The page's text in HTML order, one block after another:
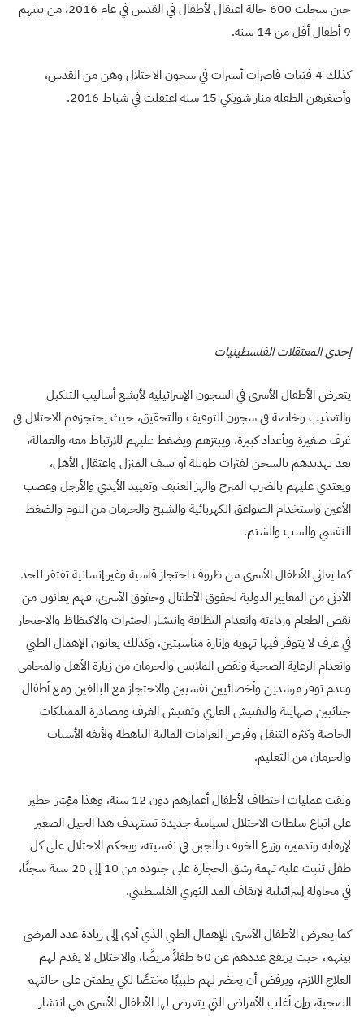
حين سجلت 600 حالة اعتقال لأطفال في القدس في عام 2016، من بينهم
9 أطفال أقل من 14 سنة.
كذلك 4 فتيات قاصرات أسيرات في سجون الاحتلال وهن من القدس،
وأصغرهن الطفلة منار شويكي 15 سنة اعتقلت في شباط 2016.
إحدى المعتقلات الفلسطينيات
يتعرض الأطفال الأسرى في السجون الإسرائيلية لأبشع أساليب التنكيل
والتعذيب وخاصة في سجون التوقيف والتحقيق، حيث يحتجزهم الاحتلال في
غرف صغيرة وبأعداد كبيرة، ويبتزهم ويضغط عليهم للارتباط معه والعمالة،
بعد تهديدهم بالسجن لفترات طويلة أو نسف المنزل واعتقال الأهل،
ويعتدي عليهم بالضرب المبرح والهز العنيف وتقييد الأيدي والأرجل وعصب
الأعين واستخدام الصواعق الكهربائية والشبح والحرمان من النوم والضغط
النفسي والسب والشتم.
كما يعاني الأطفال الأسرى من ظروف احتجاز قاسية وغير إنسانية تفتقر للحد
الأدنى من المعايير الدولية لحقوق الأطفال وحقوق الأسرى، فهم يعانون من
نقص الطعام ورداءته وانعدام النظافة وانتشار الحشرات والاكتظاظ والاحتجاز
في غرف لا يتوفر فيها تهوية وإنارة مناسبتين، وكذلك يعانون الإهمال الطبي
وانعدام الرعاية الصحية ونقص الملابس والحرمان من زيارة الأهل والمحامي
وعدم توفر مرشدين وأخصائيين نفسيين والاحتجاز مع البالغين ومع أطفال
جنائيين صهاينة والتفتيش العاري وتفتيش الغرف ومصادرة الممتلكات
الخاصة وكثرة التنقل وفرض الغرامات المالية الباهظة ولأتفه الأسباب
والحرمان من التعليم.
وثقت عمليات اختطاف لأطفال أعمارهم دون 12 سنة، وهذا مؤشر خطير
على اتباع سلطات الاحتلال لسياسة جديدة تستهدف هذا الجيل الصغير
لإرهابه وتدميره وزرع الخوف والجبن في نفسيته، ويحكم الاحتلال على كل
طفل تثبت عليه تهمة رشق الحجارة على جنوده من 10 إلى 20 سنة سجنًا،
في محاولة إسرائيلية لإيقاف المد الثوري الفلسطيني.
كما يتعرض الأطفال الأسرى للإهمال الطبي الذي أدى إلى زيادة عدد المرضى
بينهم، حيث يرتفع عددهم عن 50 طفلاً مريضًا، والاحتلال لا يقدم لهم
العلاج اللازم، ويرفض أن يحضر لهم طبيبًا مختصًا لكي يطمئن على حالتهم
الصحية، وإن أغلب الأمراض التي يتعرض لها الأطفال الأسرى هي انتشار